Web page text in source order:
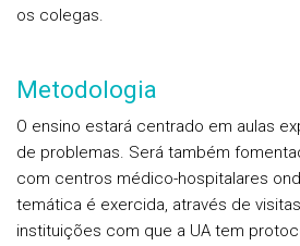
os colegas.
Metodologia
O ensino estará centrado em aulas
de problemas. Será também
com centros médico-hospitalares
temática é exercida, através de
instituições com que a UA tem